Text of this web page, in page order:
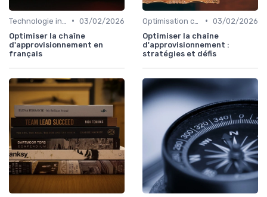
• 03/02/2026
Optimiser la chaîne
d'approvisionnement en
français
• 03/02/2026
Optimiser la chaîne
d'approvisionnement :
stratégies et défis